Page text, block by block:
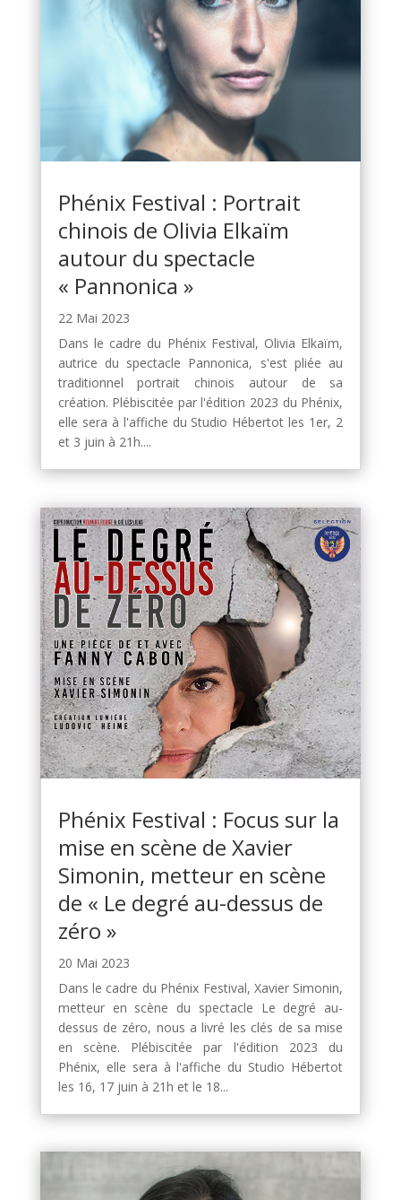
Phénix Festival : Portrait
chinois de Olivia Elkaïm
autour du spectacle
« Pannonica »
22 Mai 2023
Dans le cadre du Phénix Festival, Olivia Elkaïm,
autrice du spectacle Pannonica, s'est pliée au
traditionnel portrait chinois autour de sa
création. Plébiscitée par l'édition 2023 du Phénix,
elle sera à l'affiche du Studio Hébertot les 1er, 2
et 3 juin à 21h....
Phénix Festival : Focus sur la
mise en scène de Xavier
Simonin, metteur en scène
de « Le degré au-dessus de
zéro »
20 Mai 2023
Dans le cadre du Phénix Festival, Xavier Simonin,
metteur en scène du spectacle Le degré au-
dessus de zéro, nous a livré les clés de sa mise
en scène. Plébiscitée par l'édition 2023 du
Phénix, elle sera à l'affiche du Studio Hébertot
les 16, 17 juin à 21h et le 18...